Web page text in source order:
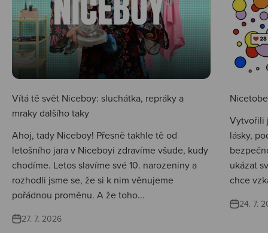
Vítá tě svět Niceboy: sluchátka, repráky a
mraky dalšího taky
Ahoj, tady Niceboy! Přesně takhle tě od
letošního jara v Niceboyi zdravíme všude, kudy
chodíme. Letos slavíme své 10. narozeniny a
rozhodli jsme se, že si k nim věnujeme
pořádnou proměnu. A že toho...
27. 7. 2026
Vytvořili
lásky,
ukázat
chce
24. 7.